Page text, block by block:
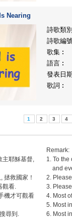
Nearing
詩歌類
詩歌編
歌集︰
語言︰
發表日
歌詞︰
1 2 3 4
主耶穌基督,
拯救國家！
觀看.
機才可觀看
尋到.
Remark:
1. To
and
2.
3.
4. Most
5. Most
6. Most